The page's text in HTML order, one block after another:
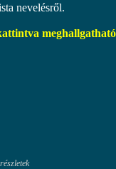
nevelésről.